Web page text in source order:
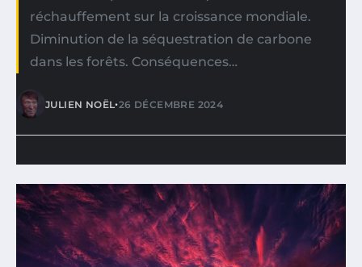
réchauffement sur la croissance mondiale.
Diminution de la séquestration de carbone
dans les forêts. Conséquences…
JULIEN NOËL•26 DÉCEMBRE 2024